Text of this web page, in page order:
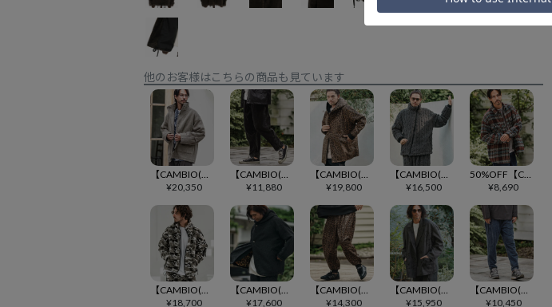
他のお客様はこちらの商品も見ています
¥20,350
¥11,880
¥19,800
¥16,500
¥8,690
¥18,700
¥17,600
¥14,300
¥15,950
¥10,450